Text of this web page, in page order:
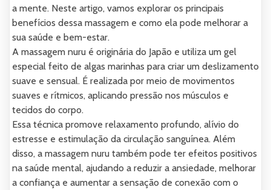
a mente. Neste artigo, vamos explorar os principais
benefícios dessa massagem e como ela pode melhorar a
sua saúde e bem-estar.
A massagem nuru é originária do Japão e utiliza um gel
especial feito de algas marinhas para criar um deslizamento
suave e sensual. É realizada por meio de movimentos
suaves e rítmicos, aplicando pressão nos músculos e
tecidos do corpo.
Essa técnica promove relaxamento profundo, alívio do
estresse e estimulação da circulação sanguínea. Além
disso, a massagem nuru também pode ter efeitos positivos
na saúde mental, ajudando a reduzir a ansiedade, melhorar
a confiança e aumentar a sensação de conexão com o